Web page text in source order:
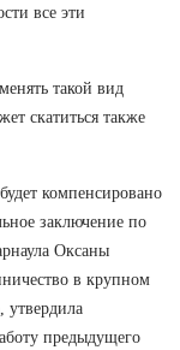
все эти
такой вид
скатиться также
компенсировано
заключение по
Оксаны
в крупном
утвердила
предыдущего